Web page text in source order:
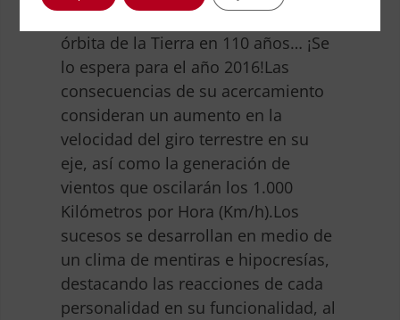
órbita de la Tierra en 110 años… ¡Se
lo espera para el año 2016!Las
consecuencias de su acercamiento
consideran un aumento en la
velocidad del giro terrestre en su
eje, así como la generación de
vientos que oscilarán los 1.000
Kilómetros por Hora (Km/h).Los
sucesos se desarrollan en medio de
un clima de mentiras e hipocresías,
destacando las reacciones de cada
personalidad en su funcionalidad, al